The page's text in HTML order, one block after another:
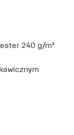
240 g/m²